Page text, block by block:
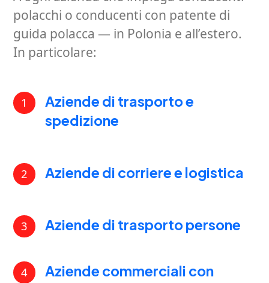
polacchi o conducenti con patente di
guida polacca — in Polonia e all’estero.
In particolare:
1
Aziende di trasporto e
spedizione
2 Aziende di corriere e logistica
3 Aziende di trasporto persone
4
Aziende commerciali con